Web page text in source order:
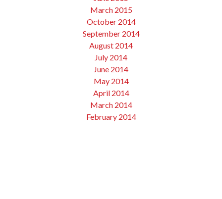
March 2015
October 2014
September 2014
August 2014
July 2014
June 2014
May 2014
April 2014
March 2014
February 2014